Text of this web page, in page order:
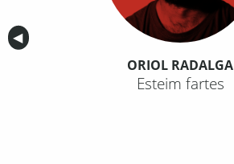
Anterior
◀︎
ORIOL RADALGA
Esteim fartes